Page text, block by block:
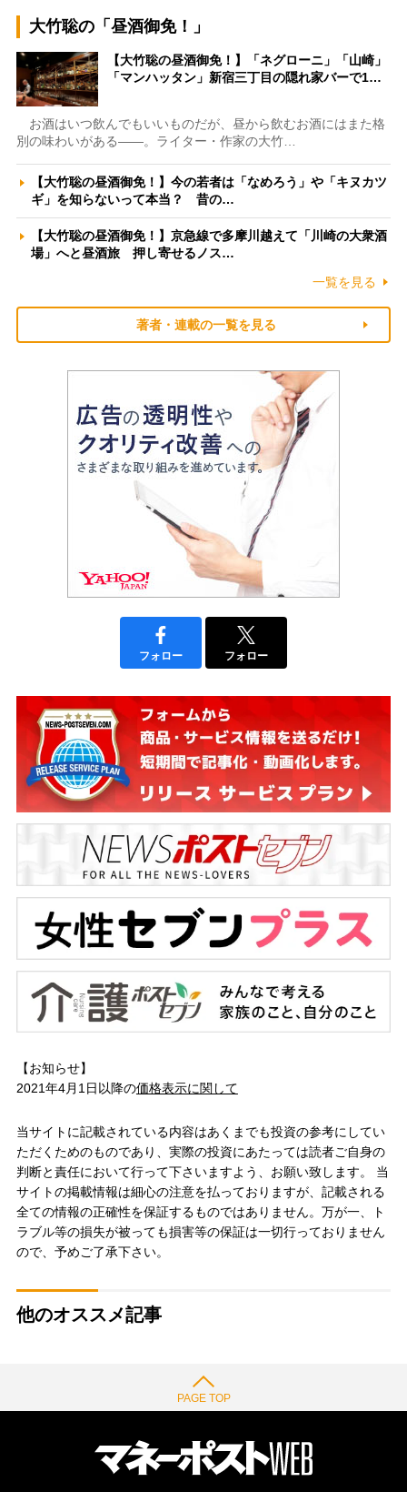
大竹聡の「昼酒御免！」
【大竹聡の昼酒御免！】「ネグローニ」「山崎」
「マンハッタン」新宿三丁目の隠れ家バーで1…
お酒はいつ飲んでもいいものだが、昼から飲むお酒にはまた格
別の味わいがある――。ライター・作家の大竹…
【大竹聡の昼酒御免！】今の若者は「なめろう」や「キヌカツ
ギ」を知らないって本当？ 昔の…
【大竹聡の昼酒御免！】京急線で多摩川越えて「川崎の大衆酒
場」へと昼酒旅 押し寄せるノス…
一覧を見る
著者・連載の一覧を見る
フォロー フォロー
【お知らせ】
2021年4月1日以降の価格表示に関して
当サイトに記載されている内容はあくまでも投資の参考にしてい
ただくためのものであり、実際の投資にあたっては読者ご自身の
判断と責任において行って下さいますよう、お願い致します。 当
サイトの掲載情報は細心の注意を払っておりますが、記載される
全ての情報の正確性を保証するものではありません。万が一、ト
ラブル等の損失が被っても損害等の保証は一切行っておりません
ので、予めご了承下さい。
他のオススメ記事
PAGE TOP